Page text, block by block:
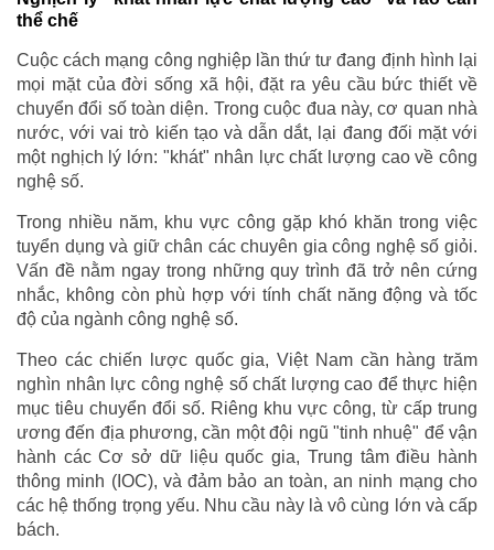
thể chế
Cuộc cách mạng công nghiệp lần thứ tư đang định hình lại
mọi mặt của đời sống xã hội, đặt ra yêu cầu bức thiết về
chuyển đổi số toàn diện. Trong cuộc đua này, cơ quan nhà
nước, với vai trò kiến tạo và dẫn dắt, lại đang đối mặt với
một nghịch lý lớn: "khát" nhân lực chất lượng cao về công
nghệ số.
Trong nhiều năm, khu vực công gặp khó khăn trong việc
tuyển dụng và giữ chân các chuyên gia công nghệ số giỏi.
Vấn đề nằm ngay trong những quy trình đã trở nên cứng
nhắc, không còn phù hợp với tính chất năng động và tốc
độ của ngành công nghệ số.
Theo các chiến lược quốc gia, Việt Nam cần hàng trăm
nghìn nhân lực công nghệ số chất lượng cao để thực hiện
mục tiêu chuyển đổi số. Riêng khu vực công, từ cấp trung
ương đến địa phương, cần một đội ngũ "tinh nhuệ" để vận
hành các Cơ sở dữ liệu quốc gia, Trung tâm điều hành
thông minh (IOC), và đảm bảo an toàn, an ninh mạng cho
các hệ thống trọng yếu. Nhu cầu này là vô cùng lớn và cấp
bách.